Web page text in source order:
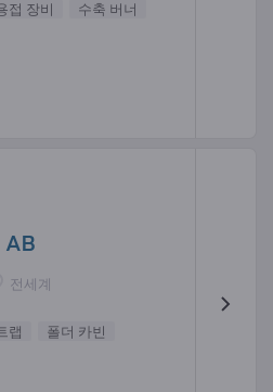
접 장비
수축 버너
전세계
랩
폴더 카빈